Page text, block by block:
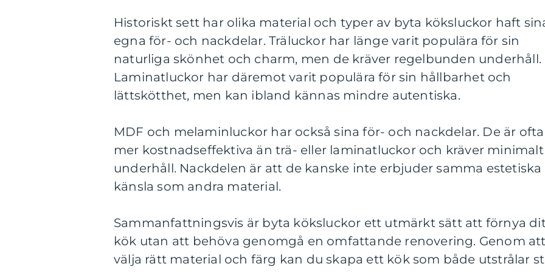
Historiskt sett har olika material och typer av byta köksluckor haft
egna för- och nackdelar. Träluckor har länge varit populära för sin
naturliga skönhet och charm, men de kräver regelbunden underhåll.
Laminatluckor har däremot varit populära för sin hållbarhet och
lättskötthet, men kan ibland kännas mindre autentiska.
MDF och melaminluckor har också sina för- och nackdelar. De är ofta
mer kostnadseffektiva än trä- eller laminatluckor och kräver minimalt
underhåll. Nackdelen är att de kanske inte erbjuder samma estetiska
känsla som andra material.
Sammanfattningsvis är byta köksluckor ett utmärkt sätt att förnya
kök utan att behöva genomgå en omfattande renovering. Genom att
välja rätt material och färg kan du skapa ett kök som både utstrålar